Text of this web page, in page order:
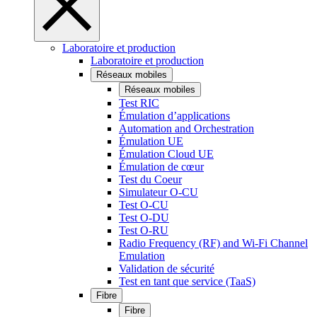
Laboratoire et production
Laboratoire et production
Réseaux mobiles
Réseaux mobiles
Test RIC
Émulation d’applications
Automation and Orchestration
Émulation UE
Émulation Cloud UE
Émulation de cœur
Test du Coeur
Simulateur O-CU
Test O-CU
Test O-DU
Test O-RU
Radio Frequency (RF) and Wi-Fi Channel
Emulation
Validation de sécurité
Test en tant que service (TaaS)
Fibre
Fibre